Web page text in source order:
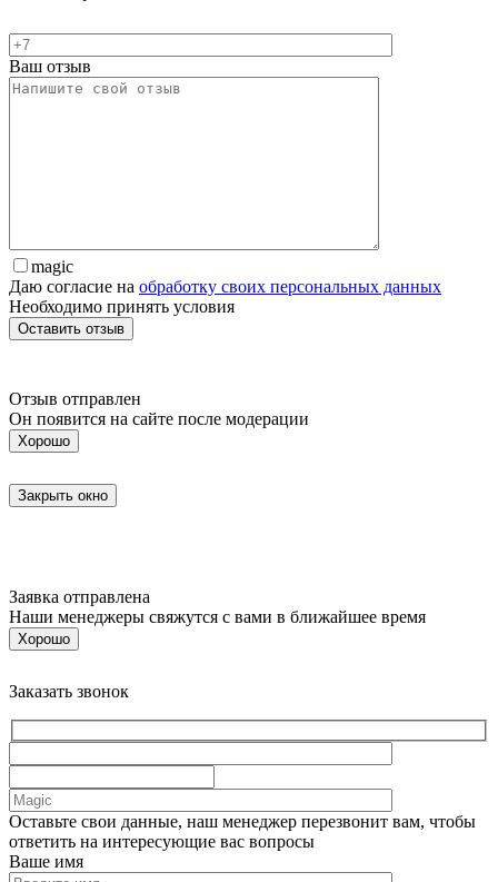
Ваш отзыв
magic
Даю согласие на обработку своих персональных данных
Необходимо принять условия
Отзыв отправлен
Он появится на сайте после модерации
Хорошо
Закрыть окно
Заявка отправлена
Наши менеджеры свяжутся с вами в ближайшее время
Хорошо
Заказать звонок
Оставьте свои данные, наш менеджер перезвонит вам, чтобы
ответить на интересующие вас вопросы
Ваше имя